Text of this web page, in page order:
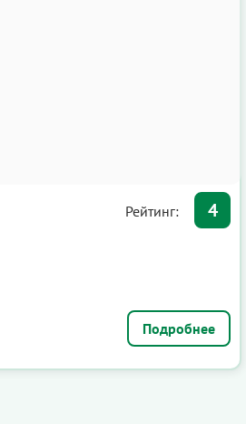
Рейтинг: 4
Подробнее